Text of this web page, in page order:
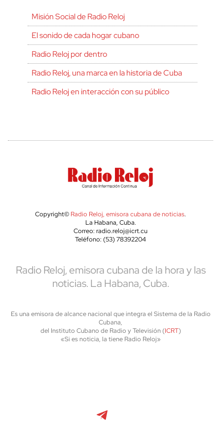
Misión Social de Radio Reloj
El sonido de cada hogar cubano
Radio Reloj por dentro
Radio Reloj, una marca en la historia de Cuba
Radio Reloj en interacción con su público
Copyright© Radio Reloj, emisora cubana de noticias.
La Habana, Cuba.
Correo: radio.reloj@icrt.cu
Teléfono: (53) 78392204
Radio Reloj, emisora cubana de la hora y las
noticias. La Habana, Cuba.
Es una emisora de alcance nacional que integra el Sistema de la Radio
Cubana,
del Instituto Cubano de Radio y Televisión (ICRT)
«Si es noticia, la tiene Radio Reloj»